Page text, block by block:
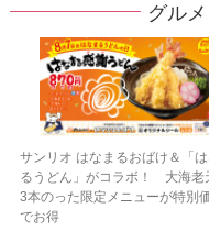
グル
サンリオ はなまるおばけ＆「は
るうどん」がコラボ！ 大海老
3本のった限定メニューが特別
でお得